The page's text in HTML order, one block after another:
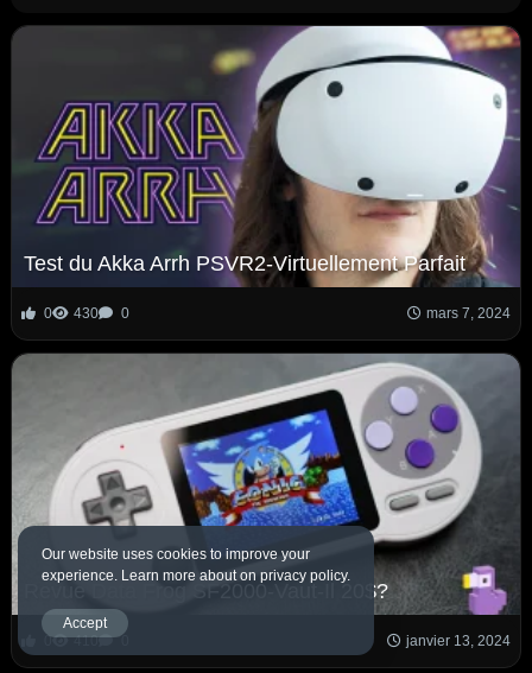
Test du Akka Arrh PSVR2-Virtuellement Parfait
0 430 0 mars 7, 2024
Revue Data Frog SF2000-Vaut-Il 20$?
0 410 0 janvier 13, 2024
Our website uses cookies to improve your
experience. Learn more about on privacy policy.
Accept